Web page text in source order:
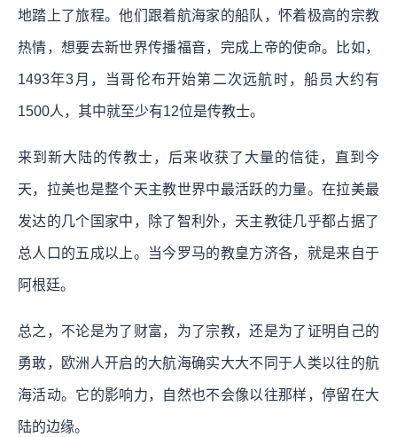
地踏上了旅程。他们跟着航海家的船队，怀着极高的宗教
热情，想要去新世界传播福音，完成上帝的使命。比如，
1493年3月，当哥伦布开始第二次远航时，船员大约有
1500人，其中就至少有12位是传教士。
来到新大陆的传教士，后来收获了大量的信徒，直到今
天，拉美也是整个天主教世界中最活跃的力量。在拉美最
发达的几个国家中，除了智利外，天主教徒几乎都占据了
总人口的五成以上。当今罗马的教皇方济各，就是来自于
阿根廷。
总之，不论是为了财富，为了宗教，还是为了证明自己的
勇敢，欧洲人开启的大航海确实大大不同于人类以往的航
海活动。它的影响力，自然也不会像以往那样，停留在大
陆的边缘。